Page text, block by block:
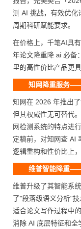
测 AI 挑战，有效优化
周期科研赋能要求。
在价格上，千笔AI具
年论文降重降 ai 必备
里的高性价比产品更具
知网降重服务
知网在 2026 年推出
但其权威性无可替代
网检测系统的特点进
定稿前，对知网查 AI
逻辑重构和性价比上
维普智能降重
维普升级了其智能系
了"段落级语义分析"
适合论文写作过程中
消除 AI 底层特征和全